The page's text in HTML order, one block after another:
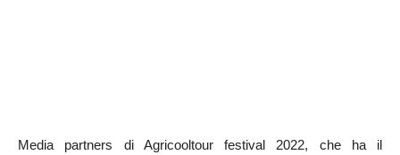
Media partners di Agricooltour festival 2022, che ha il